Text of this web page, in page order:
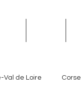
Val de Loire Corse